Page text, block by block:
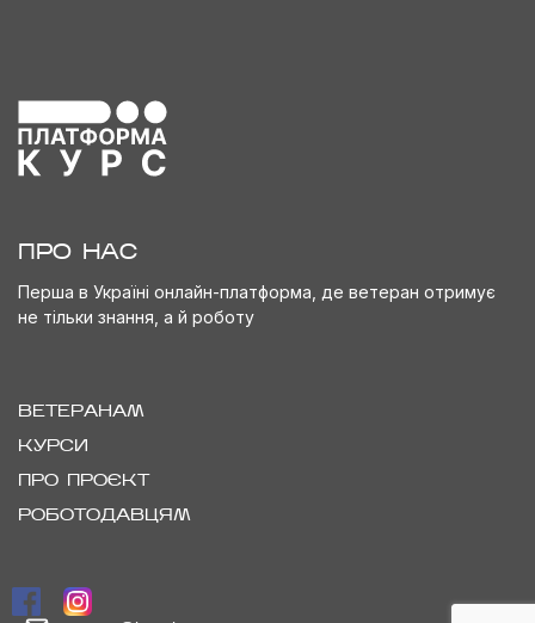
ПРО НАС
Перша в Україні онлайн-платформа, де ветеран отримує
не тільки знання, а й роботу
ВЕТЕРАНАМ
КУРСИ
ПРО ПРОЄКТ
РОБОТОДАВЦЯМ